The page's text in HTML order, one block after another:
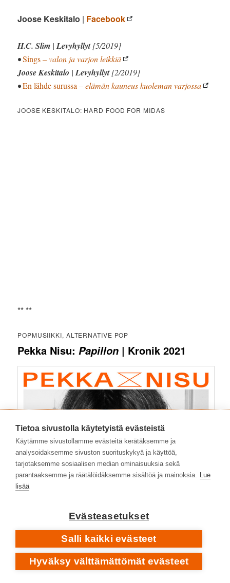
Joose Keskitalo | Facebook
H.C. Slim |Levyhyllyt[5/2019]
•Sings– valon ja varjon leikkiä
Joose Keskitalo |Levyhyllyt[2/2019]
•En lähde surussa– elämän kauneus kuoleman varjossa
JOOSE KESKITALO: HARD FOOD FOR MIDAS
** **
POPMUSIIKKI, ALTERNATIVE POP
Pekka Nisu:Papillon | Kronik 2021
Tietoa sivustolla käytetyistä evästeistä
Käytämme sivustollamme evästeitä kerätäksemme ja
analysoidaksemme sivuston suorituskykyä ja käyttöä,
tarjotaksemme sosiaalisen median ominaisuuksia sekä
parantaaksemme ja räätälöidäksemme sisältöä ja mainoksia. Lue
lisää
Evästeasetukset
Salli kaikki evästeet
Hyväksy välttämättömät evästeet